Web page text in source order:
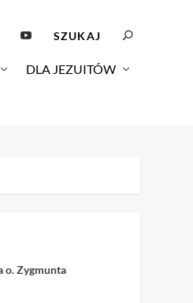
DLA JEZUITÓW
o. Zygmunta